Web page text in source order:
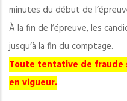
minutes du début de
À la fin de l’épreuve, les
jusqu’à la fin du comptage.
Toute tentative de fraude
en vigueur.